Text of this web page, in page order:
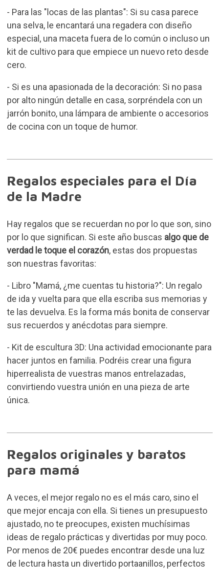
- Para las "locas de las plantas": Si su casa parece
una selva, le encantará una regaderacon diseño
especial, una maceta fuera de lo común o incluso un
kit de cultivo para que empiece un nuevo reto desde
cero.
- Si es una apasionada de la decoración: Si no pasa
por alto ningún detalle en casa, sorpréndela con un
jarrón bonito, una lámpara de ambiente o accesorios
de cocina con un toque de humor.
Regalos especiales para el Día
de la Madre
Hay regalos que se recuerdan no por lo que son, sino
por lo que significan. Si este año buscas algo que de
verdad le toque el corazón, estas dos propuestas
son nuestras favoritas:
- Libro "Mamá, ¿me cuentas tu historia?": Un regalo
de ida y vuelta para que ella escriba sus memorias y
te las devuelva. Es la forma más bonita de conservar
sus recuerdos y anécdotas para siempre.
- Kit de escultura 3D: Una actividad emocionante para
hacer juntos en familia. Podréis crear una figura
hiperrealista de vuestras manos entrelazadas,
convirtiendo vuestra unión en una pieza de arte
única.
Regalos originales y baratos
para mamá
A veces, el mejor regalo no es el más caro, sino el
que mejor encaja con ella. Si tienes un presupuesto
ajustado, no te preocupes, existen muchísimas
ideas de regalo prácticas y divertidas por muy poco.
Por menos de 20€ puedes encontrar desde una luz
de lectura hasta un divertido portaanillos, perfectos